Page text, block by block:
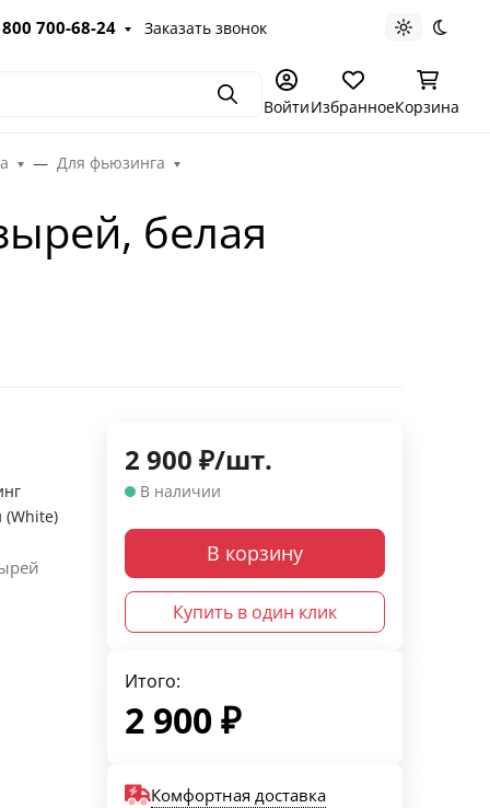
700-68-24 Заказать звонок Светлая
ПоискВойтиИзбранноеКорзина
Для фьюзинга
белая
(White)
2 900 ₽/шт.
В наличии
В корзину
Купить в один клик
Итого:
2 900₽
Комфортная доставка